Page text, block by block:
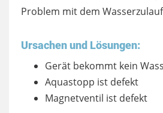
Problem mit dem
Ursachen und Lösungen:
Gerät bekommt kein
Aquastopp ist defekt
Magnetventil ist defekt